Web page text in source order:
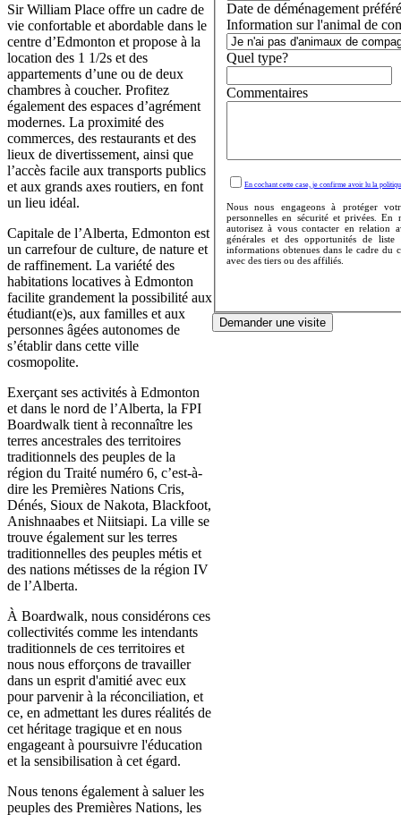
Sir William Place offre un cadre de
vie confortable et abordable dans le
centre d’Edmonton et propose à la
location des 1 1/2s et des
appartements d’une ou de deux
chambres à coucher. Profitez
également des espaces d’agrément
modernes. La proximité des
commerces, des restaurants et des
lieux de divertissement, ainsi que
l’accès facile aux transports publics
et aux grands axes routiers, en font
un lieu idéal.
Capitale de l’Alberta, Edmonton est
un carrefour de culture, de nature et
de raffinement. La variété des
habitations locatives à Edmonton
facilite grandement la possibilité aux
étudiant(e)s, aux familles et aux
personnes âgées autonomes de
s’établir dans cette ville
cosmopolite.
Exerçant ses activités à Edmonton
et dans le nord de l’Alberta, la FPI
Boardwalk tient à reconnaître les
terres ancestrales des territoires
traditionnels des peuples de la
région du Traité numéro 6, c’est-à-
dire les Premières Nations Cris,
Dénés, Sioux de Nakota, Blackfoot,
Anishnaabes et Niitsiapi. La ville se
trouve également sur les terres
traditionnelles des peuples métis et
des nations métisses de la région IV
de l’Alberta.
À Boardwalk, nous considérons ces
collectivités comme les intendants
traditionnels de ces territoires et
nous nous efforçons de travailler
dans un esprit d'amitié avec eux
pour parvenir à la réconciliation, et
ce, en admettant les dures réalités de
cet héritage tragique et en nous
engageant à poursuivre l'éducation
et la sensibilisation à cet égard.
Nous tenons également à saluer les
peuples des Premières Nations, les
Date de déménagement
Information sur l'animal de
Quel type?
Commentaires
En cochant cette case, je confirme avoir lu la
Nous nous engageons à protéger
personnelles en sécurité et privées.
autorisez à vous contacter en relation
générales et des opportunités de
informations obtenues dans le cadre du
avec des tiers ou des affiliés.
Demander une visite